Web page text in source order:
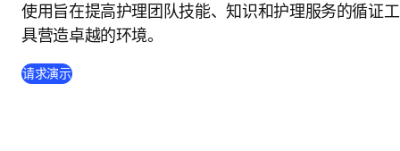
使用旨在提高护理团队技能、知识和护理服务的循证工
具营造卓越的环境。
请求演示